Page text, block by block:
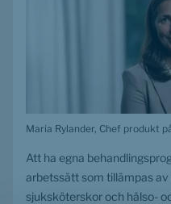
Maria Rylander, Chef produkt
Att ha egna
arbetssätt som tillämpas
sjuksköterskor och hälso-